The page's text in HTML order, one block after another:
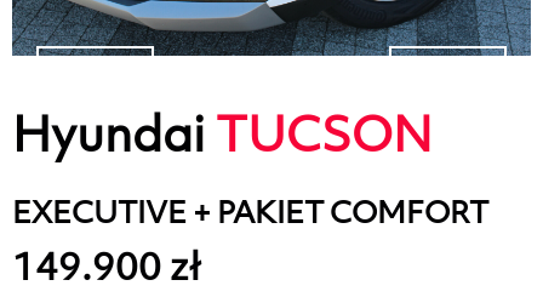
Hyundai TUCSON
EXECUTIVE + PAKIET COMFORT
149.900 zł